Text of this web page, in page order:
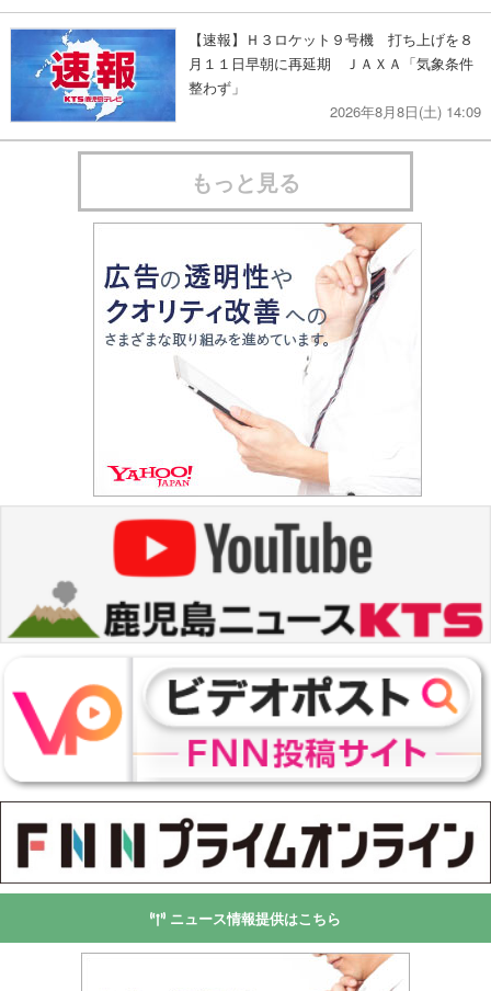
【速報】Ｈ３ロケット９号機 打ち上げを８
月１１日早朝に再延期 ＪＡＸＡ「気象条件
整わず」
2026年8月8日(土) 14:09
もっと見る
ニュース情報提供はこちら